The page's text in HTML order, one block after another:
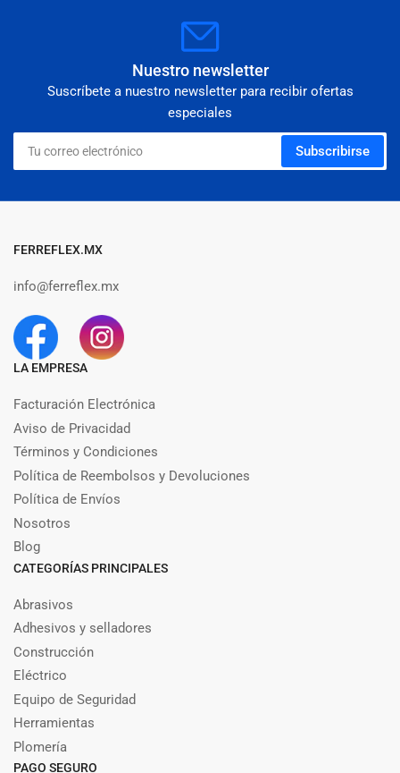
Nuestro newsletter
Suscríbete a nuestro newsletter para recibir ofertas
especiales
Tu
correo
electrónico
Subscribirse
FERREFLEX.MX
info@ferreflex.mx
LA EMPRESA
Facturación Electrónica
Aviso de Privacidad
Términos y Condiciones
Política de Reembolsos y Devoluciones
Política de Envíos
Nosotros
Blog
CATEGORÍAS PRINCIPALES
Abrasivos
Adhesivos y selladores
Construcción
Eléctrico
Equipo de Seguridad
Herramientas
Plomería
PAGO SEGURO